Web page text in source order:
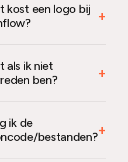
kost een logo bij
als ik niet
ben?
ik de
bestanden?